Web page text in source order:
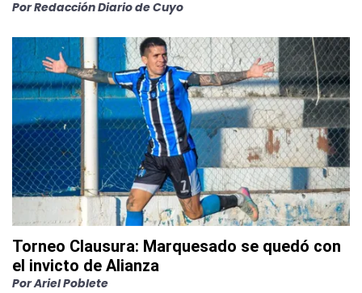
PorRedacción Diario de Cuyo
Torneo Clausura: Marquesado se quedó con
el invicto de Alianza
PorAriel Poblete